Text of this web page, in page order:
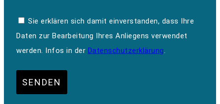
Sie erklären sich damit einverstanden, dass Ihre
Daten zur Bearbeitung Ihres Anliegens verwendet
werden. Infos in der Datenschutzerklärung.
SENDEN